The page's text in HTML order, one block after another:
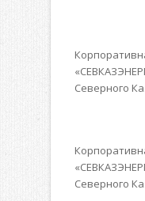
Северного
Северного